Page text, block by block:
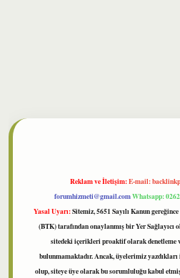
Reklam ve İletişim:E-mail:
forumhizmeti@gmail.comWhatsapp:
Yasal Uyarı:Sitemiz, 5651 Sayılı Kanun
(BTK) tarafından onaylanmış bir Yer Sağlayıcı
sitedeki içerikleri proaktif olarak denetleme
bulunmamaktadır. Ancak, üyelerimiz
olup, siteye üye olarak bu sorumluluğu kabul